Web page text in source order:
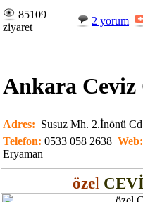
85109
ziyaret
2 yorum
Ankara
Adres: Susuz Mh. 2.İnönü
Telefon: 0533 058 2638
Eryaman
özel